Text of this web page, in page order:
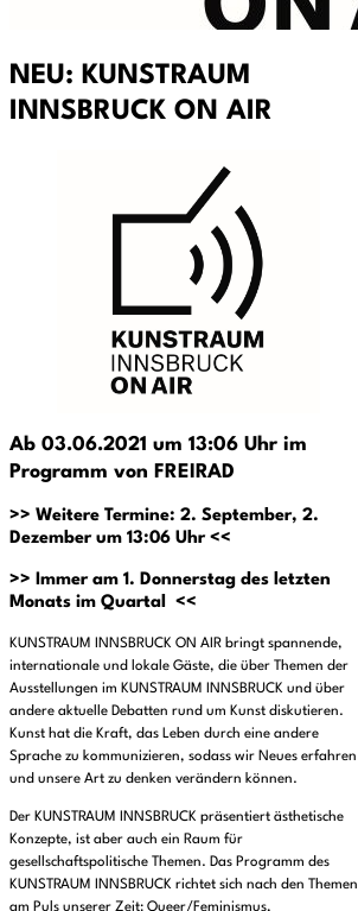
NEU: KUNSTRAUM
INNSBRUCK ON AIR
Ab 03.06.2021 um 13:06 Uhr im
Programm von FREIRAD
>> Weitere Termine: 2. September, 2.
Dezember um 13:06 Uhr <<
>> Immer am 1. Donnerstag des letzten
Monats im Quartal <<
KUNSTRAUM INNSBRUCK ON AIR bringt spannende,
internationale und lokale Gäste, die über Themen der
Ausstellungen im KUNSTRAUM INNSBRUCK und über
andere aktuelle Debatten rund um Kunst diskutieren.
Kunst hat die Kraft, das Leben durch eine andere
Sprache zu kommunizieren, sodass wir Neues erfahren
und unsere Art zu denken verändern können.
Der KUNSTRAUM INNSBRUCK präsentiert ästhetische
Konzepte, ist aber auch ein Raum für
gesellschaftspolitische Themen. Das Programm des
KUNSTRAUM INNSBRUCK richtet sich nach den Themen
am Puls unserer Zeit: Queer/Feminismus,